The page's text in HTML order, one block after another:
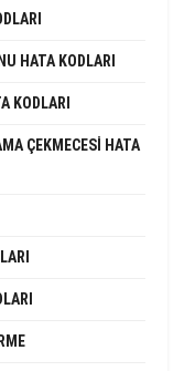
HATA KODLARI
KODLARI
ÇEKMECESI HATA